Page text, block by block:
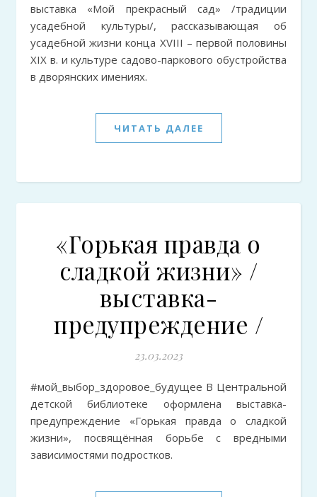
выставка «Мой прекрасный сад» /традиции
усадебной культуры/, рассказывающая об
усадебной жизни конца XVIII – первой половины
XIX в. и культуре садово-паркового обустройства
в дворянских имениях.
ЧИТАТЬ ДАЛЕЕ
«Горькая правда о
сладкой жизни» /
выставка-
предупреждение /
23.03.2023
#мой_выбор_здоровое_будущее В Центральной
детской библиотеке оформлена выставка-
предупреждение «Горькая правда о сладкой
жизни», посвящённая борьбе с вредными
зависимостями подростков.